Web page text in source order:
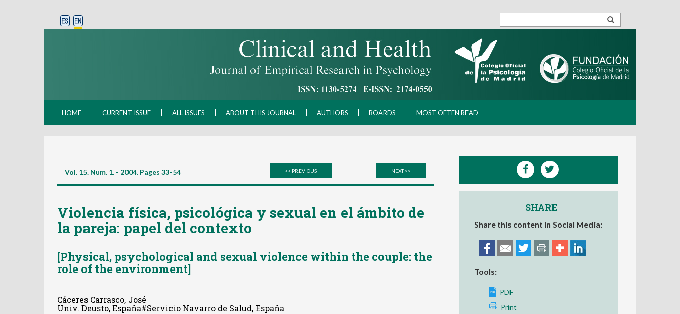
HOME CURRENT ISSUE ALL ISSUES ABOUT THIS JOURNAL AUTHORS BOARDS MOST OFTEN READ
Vol. 15. Num. 1. - 2004. Pages 33-54 << PREVIOUS NEXT >>
Violencia física, psicológica y sexual en el ámbito de
la pareja: papel del contexto
[Physical, psychological and sexual violence within the couple: the
role of the environment]
Cáceres Carrasco, José
Univ. Deusto, España#Servicio Navarro de Salud, España
SHARE
Share this content in Social Media:
Tools:
PDF
Print